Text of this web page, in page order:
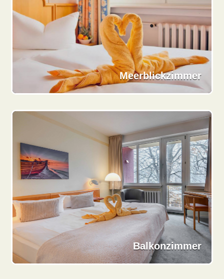
Meerblickzimmer
Balkonzimmer